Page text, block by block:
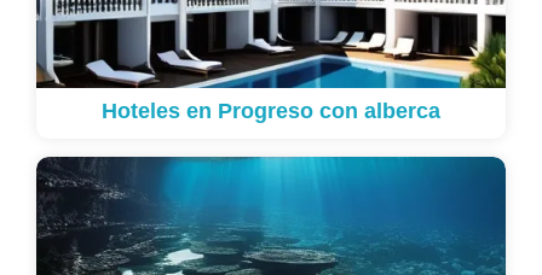
Hoteles en Progreso con alberca